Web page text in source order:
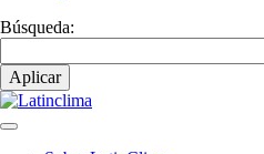
Búsqueda: